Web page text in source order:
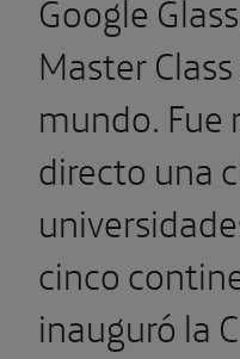
Google
Master
mundo.
directo una
cinco
inauguró la